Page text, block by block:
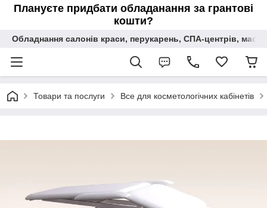
Плануєте придбати обладанання за грантові
кошти?
Обладнання салонів краси, перукарень, СПА-центрів,
Товари та послуги Все для косметологічних кабінетів